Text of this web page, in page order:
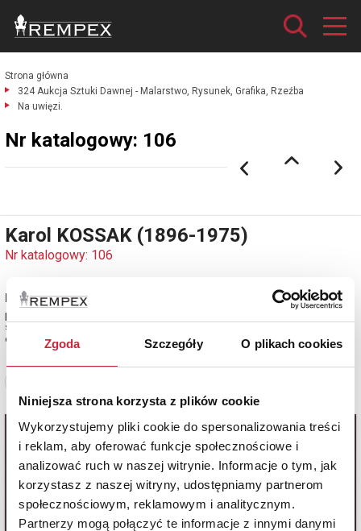
Zgoda Szczegóły O plikach cookies
Niniejsza strona korzysta z plików cookie
Wykorzystujemy pliki cookie do spersonalizowania treści
i reklam, aby oferować funkcje społecznościowe i
analizować ruch w naszej witrynie. Informacje o tym, jak
korzystasz z naszej witryny, udostępniamy partnerom
społecznościowym, reklamowym i analitycznym.
Partnerzy mogą połączyć te informacje z innymi danymi
Strona główna
324 Aukcja Sztuki Dawnej - Malarstwo, Rysunek, Grafika, Rzeźba
Na uwięzi.
Nr katalogowy: 106
Karol KOSSAK (1896-1975)
Nr katalogowy: 106
Na uwięzi
piórko, tusz, papier; 30 x 40 cm;
sygn. p. d.: KKossak.
estymacja: 1 400 - 1 600 zł